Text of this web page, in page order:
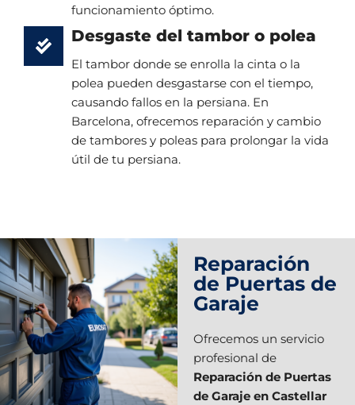
funcionamiento óptimo.
Desgaste del tambor o polea
El tambor donde se enrolla la cinta o la
polea pueden desgastarse con el tiempo,
causando fallos en la persiana. En
Barcelona, ofrecemos reparación y cambio
de tambores y poleas para prolongar la vida
útil de tu persiana.
Reparación
de Puertas de
Garaje
Ofrecemos un servicio
profesional de
Reparación de Puertas
de Garaje en Castellar